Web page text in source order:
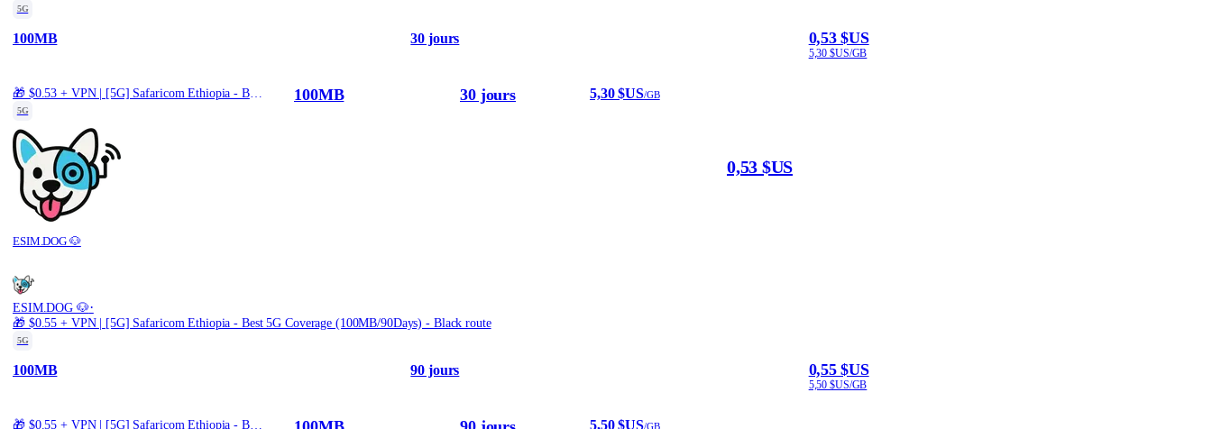
5G
100MB 30 jours 0,53 $US
5,30 $US/GB
🎁 $0.53 + VPN | [5G] Safaricom Ethiopia - Best 5G Coverage (100MB/30Days) - Black route
5G
ESIM.DOG 🐶
100MB 30 jours 5,30 $US/GB
0,53 $US
ESIM.DOG 🐶·
🎁 $0.55 + VPN | [5G] Safaricom Ethiopia - Best 5G Coverage (100MB/90Days) - Black route
5G
100MB 90 jours 0,55 $US
5,50 $US/GB
🎁 $0.55 + VPN | [5G] Safaricom Ethiopia - Best 5G Coverage (100MB/90Days) - Black route 5,50 $US/GB